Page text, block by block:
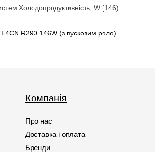
Холодопродуктивність, W (146)
R290 146W (з пусковим реле)
Компанія
Про нас
Доставка і оплата
Бренди